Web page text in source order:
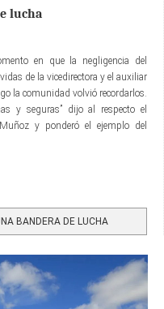
lucha
en que la negligencia del
de la vicedirectora y el auxiliar
la comunidad volvió recordarlos.
y seguras” dijo al respecto el
y ponderó el ejemplo del
BANDERA DE LUCHA